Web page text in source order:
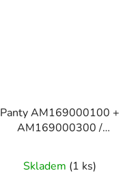
Panty AM169000100 +
AM169000300 /
ThinkPad T480
Skladem (1 ks)